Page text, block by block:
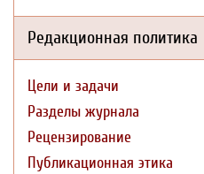
Редакционная политика
Цели и задачи
Разделы журнала
Рецензирование
Публикационная этика